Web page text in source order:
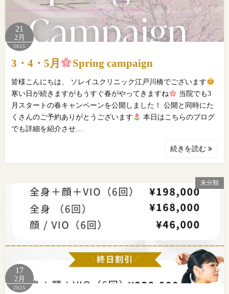
21
2月
2025
3・4・5月 Spring campaign
皆様こんにちは、 ソレイユクリニック江戸川橋でございます
寒い日が続きますがもうすぐ春がやってきますね
当院でも3
月スタートの春キャンペーンを公開しました！ 公開と同時にた
くさんのご予約ありがとうございます
本日はこちらのブログ
でも詳細を紹介させ…
続きを読む
未分類
17
2月
2025